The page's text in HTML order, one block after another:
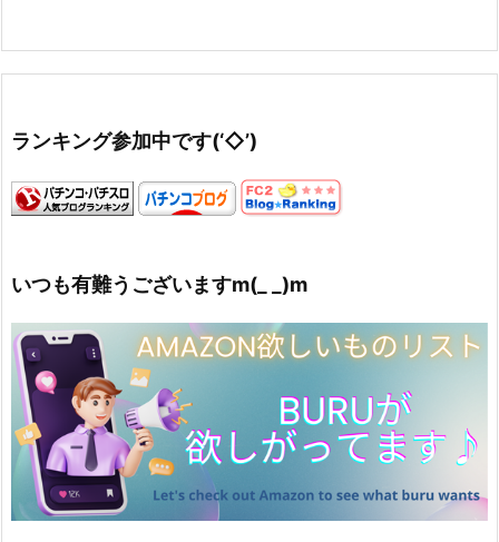
ランキング参加中です(‘◇’)ゞ
いつも有難うございますm(_ _)m